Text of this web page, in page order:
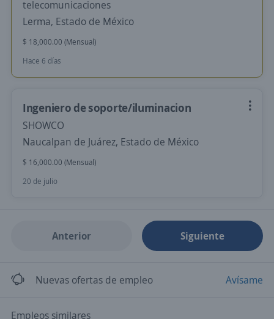
telecomunicaciones
Lerma, Estado de México
$ 18,000.00 (Mensual)
Hace 6 días
Ingeniero de soporte/iluminacion
SHOWCO
Naucalpan de Juárez, Estado de México
$ 16,000.00 (Mensual)
20 de julio
Anterior Siguiente
Nuevas ofertas de empleo Avísame
Empleos similares